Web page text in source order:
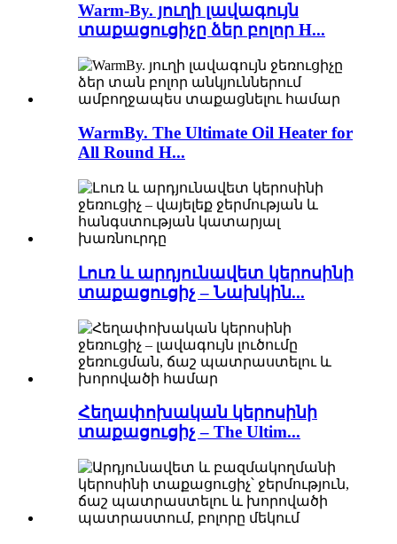
Warm-By. յուղի լավագույն
տաքացուցիչը ձեր բոլոր H...
WarmBy. The Ultimate Oil Heater for
All Round H...
Լուռ և արդյունավետ կերոսինի
տաքացուցիչ – Նախկին...
Հեղափոխական կերոսինի
տաքացուցիչ – The Ultim...